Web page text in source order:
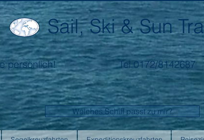
Sail, Ski & Sun
persönlich! Tel.0172/8142687
Welches Schiff passt zu mir?